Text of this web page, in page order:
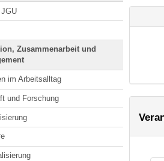
Zusammenarbeit und
im Arbeitsalltag
und Forschung